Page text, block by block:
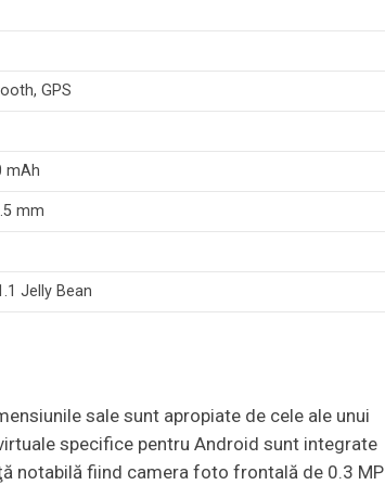
GPS
mAh
mm
Jelly Bean
sale sunt apropiate de cele ale unui
specifice pentru Android sunt integrate
notabilă fiind camera foto frontală de 0.3 MP